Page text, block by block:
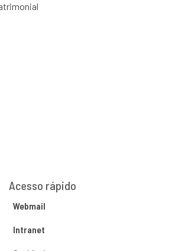
Acesso rápido
Webmail
Intranet